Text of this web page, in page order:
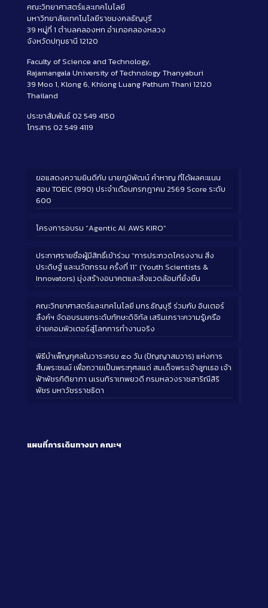
คณะวิทยาศาสตร์และเทคโนโลยี
มหาวิทยาลัยเทคโนโลยีราชมงคลธัญบุรี
39 หมู่ที่ 1 ตำบลคลองหก อำเภอคลองหลวง
จังหวัดปทุมธานี 12120
Faculty of Science and Technology,
Rajamangala University of Technology Thanyaburi
39 Moo 1, Klong 6, Khlong Luang Pathum Thani 12120
Thailand
ประชาสัมพันธ์ 02 549 4150
โทรสาร 02 549 4119
ขอแสดงความยินดีกับ นายภูมิพัฒน์ คำหาญ ที่ได้ผลคะแนน
สอบ TOEIC (990) ประจำเดือนกรกฎาคม 2569 Score ระดับ
600
โครงการอบรม “Agentic AI: AWS KIRO”
ประกาศรายชื่อผู้มีสิทธิ์เข้าร่วม “การประกวดโครงงาน สิ่ง
ประดิษฐ์ และนวัตกรรม ครั้งที่ 11” (Youth Scientists &
Innovators) มุ่งสร้างอนาคตและสิ่งแวดล้อมที่ยั่งยืน
คณะวิทยาศาสตร์และเทคโนโลยี มทร.ธัญบุรี ร่วมกับ อินเตอร์
ลิ้งค์ฯ จัดอบรมยกระดับทักษะดิจิทัล เสริมเกราะความรู้เครือ
ข่ายคอมพิวเตอร์สู่โลกการทำงานจริง
พิธีบำเพ็ญกุศลในวาระครบ ๕๐ วัน (ปัญญาสมวาร) แห่งการ
สิ้นพระชนม์ เพื่อถวายเป็นพระกุศลแด่ สมเด็จพระเจ้าลูกเธอ เจ้า
ฟ้าพัชรกิติยาภา นเรนทิราเทพยวดี กรมหลวงราชสาริณีสิริ
พัชร มหาวัชรราชธิดา
แผนที่การเดินทางมา คณะฯ